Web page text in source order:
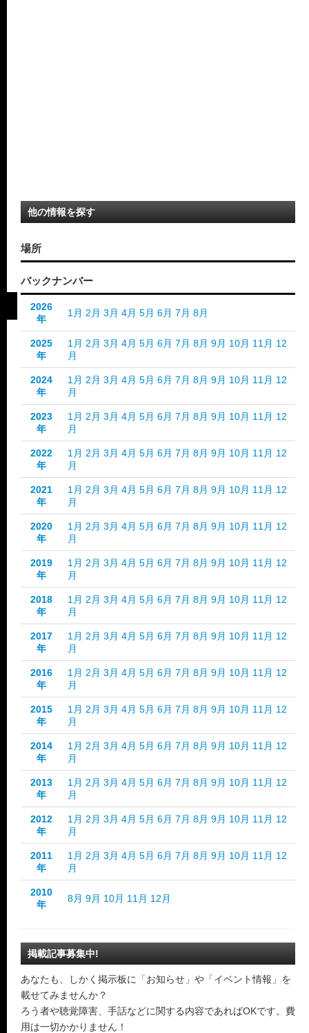
他の情報を探す
場所
バックナンバー
2026
年
1月 2月 3月 4月 5月 6月 7月 8月
2025
年
1月 2月 3月 4月 5月 6月 7月 8月 9月 10月 11月 12
月
2024
年
1月 2月 3月 4月 5月 6月 7月 8月 9月 10月 11月 12
月
2023
年
1月 2月 3月 4月 5月 6月 7月 8月 9月 10月 11月 12
月
2022
年
1月 2月 3月 4月 5月 6月 7月 8月 9月 10月 11月 12
月
2021
年
1月 2月 3月 4月 5月 6月 7月 8月 9月 10月 11月 12
月
2020
年
1月 2月 3月 4月 5月 6月 7月 8月 9月 10月 11月 12
月
2019
年
1月 2月 3月 4月 5月 6月 7月 8月 9月 10月 11月 12
月
2018
年
1月 2月 3月 4月 5月 6月 7月 8月 9月 10月 11月 12
月
2017
年
1月 2月 3月 4月 5月 6月 7月 8月 9月 10月 11月 12
月
2016
年
1月 2月 3月 4月 5月 6月 7月 8月 9月 10月 11月 12
月
2015
年
1月 2月 3月 4月 5月 6月 7月 8月 9月 10月 11月 12
月
2014
年
1月 2月 3月 4月 5月 6月 7月 8月 9月 10月 11月 12
月
2013
年
1月 2月 3月 4月 5月 6月 7月 8月 9月 10月 11月 12
月
2012
年
1月 2月 3月 4月 5月 6月 7月 8月 9月 10月 11月 12
月
2011
年
1月 2月 3月 4月 5月 6月 7月 8月 9月 10月 11月 12
月
2010
年
8月 9月 10月 11月 12月
掲載記事募集中!
あなたも、しかく掲示板に「お知らせ」や「イベント情報」を
載せてみませんか？
ろう者や聴覚障害、手話などに関する内容であればOKです。費
用は一切かかりません！